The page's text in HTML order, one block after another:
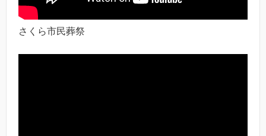
さくら市民葬祭